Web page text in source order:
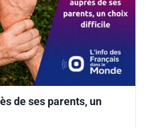
de ses parents, un